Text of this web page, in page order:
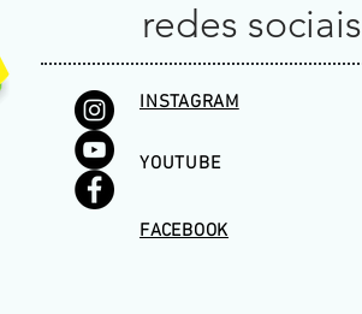
redes sociais
INSTAGRAM
YOUTUBE
FACEBOOK